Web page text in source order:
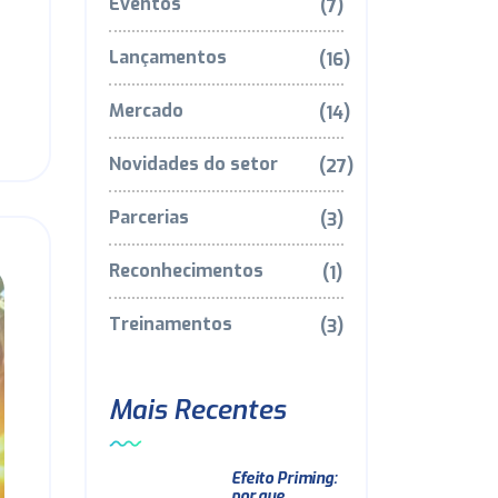
(7)
Lançamentos (16)
Mercado (14)
Novidades do setor (27)
Parcerias (3)
Reconhecimentos (1)
Treinamentos (3)
Mais Recentes
Efeito Priming: